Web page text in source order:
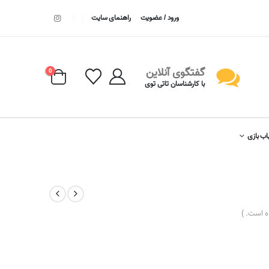
ورود / عضویت راهنمای سایت
گفتگوی آنلاین
با کارشناسان تاتی توی
0
بازی
است. )